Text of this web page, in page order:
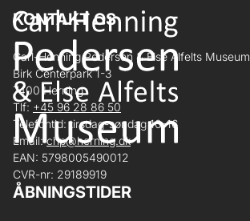
KONTAKT OS
Carl-Henning Pedersen & Else Alfelts Museum
Birk Centerpark 1-3
7400 Herning
Tlf: +45 96 28 86 50
Telefontid: tirsdag-søndag 10-16
Email:chp@herning.dk
EAN: 5798005490012
CVR-nr: 29189919
ÅBNINGSTIDER